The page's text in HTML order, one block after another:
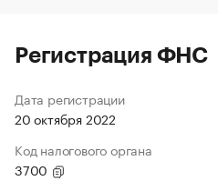
Регистрация ФНС
Дата регистрации
20 октября 2022
Код налогового органа
3700